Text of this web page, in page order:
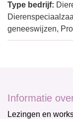
Type bedrijf:
geneeswijzen,
Informatie
Lezingen en